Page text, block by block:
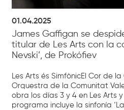
01.04.2025
James Gaffigan se
titular de Les Arts con la
Nevski’, de Prokófiev
Les Arts és SimfònicEl Cor de
Orquestra de la Comunitat
obra los días 3 y 4 en Les Arts
programa incluye la sinfonía